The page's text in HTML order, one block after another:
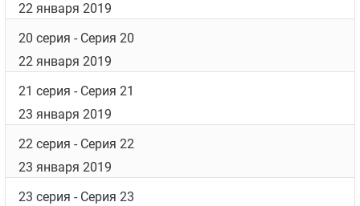
22 января 2019
20 серия - Серия 20
22 января 2019
21 серия - Серия 21
23 января 2019
22 серия - Серия 22
23 января 2019
23 серия - Серия 23